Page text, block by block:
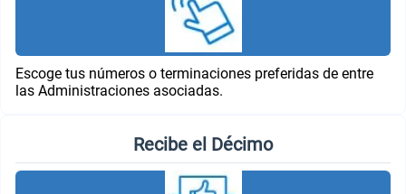
Escoge tus números o terminaciones preferidas de entre
las Administraciones asociadas.
Recibe el Décimo